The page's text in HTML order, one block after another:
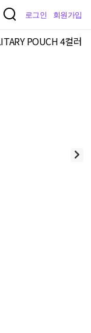
로그인 회원가입